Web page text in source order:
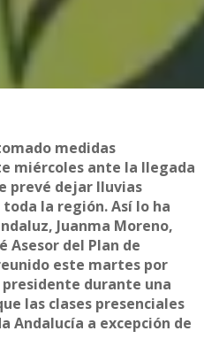
medidas
miércoles ante la llegada
prevé dejar lluvias
la región. Así lo ha
Juanma Moreno,
Asesor del Plan de
este martes por
presidente durante una
las clases presenciales
Andalucía a excepción de